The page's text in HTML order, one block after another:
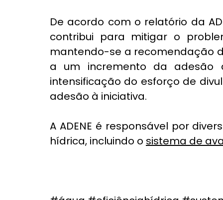
De acordo com o relatório da
contribui para mitigar o
mantendo-se a recomendação
a um incremento da adesão
intensificação do esforço de
adesão à iniciativa.
A ADENE é responsável por
hídrica, incluindo o sistema de